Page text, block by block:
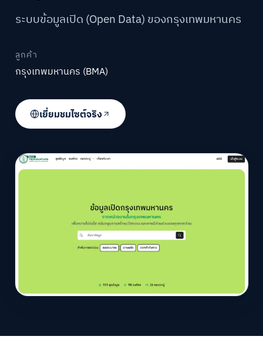
ระบบข้อมูลเปิด (Open Data) ของกรุงเทพมหานคร
ลูกค้า
กรุงเทพมหานคร (BMA)
เยี่ยมชมไซต์จริง